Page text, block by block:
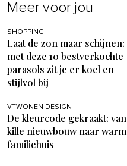
Meer voor jou
SHOPPING
Laat de zon maar schijnen:
met deze 10 bestverkochte
parasols zit je er koel en
stijlvol bij
VTWONEN DESIGN
De kleurcode gekraakt: van
kille nieuwbouw naar warm
familiehuis